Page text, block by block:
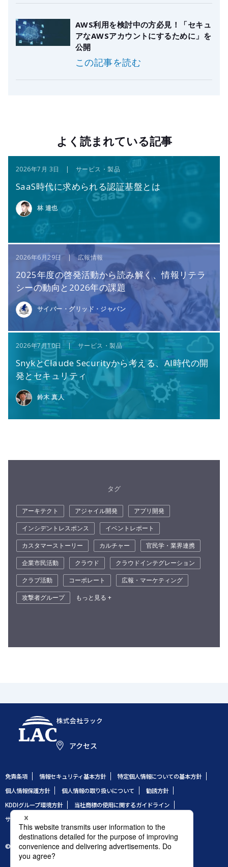
AWS利用を検討中の方必見！「セキュ
アなAWSアカウントにするために」を
公開
この記事を読む
よく読まれている記事
2026年7月 3日 | サービス・製品
SaaS時代に求められる認証基盤とは
林 達也
2026年6月29日 | 広報情報
2025年度の啓発活動から読み解く、情報リテラ
シーの動向と2026年の課題
サイバー・グリッド・ジャパン
2026年7月10日 | サービス・製品
SnykとClaude Securityから考える、AI時代の開
発とセキュリティ
鈴木 真人
タグ
アーキテクト アジャイル開発
アプリ開発
インシデントレスポンス
イベントレポート
カスタマーストーリー
カルチャー
官民学・業界連携
企業市民活動
クラウド
クラウドインテグレーション
クラブ活動
コーポレート
広報・マーケティング
攻撃者グループ
もっと見る +
株式会社ラック
アクセス
免責条項 情報セキュリティ基本方針
特定個人情報についての基本方針
個人情報保護方針
個人情報の取り扱いについて
勧誘方針
KDDIグループ環境方針
当社商標の使用に関するガイドライン
サイトのご利用条件
© 1995 LAC Co., Ltd.